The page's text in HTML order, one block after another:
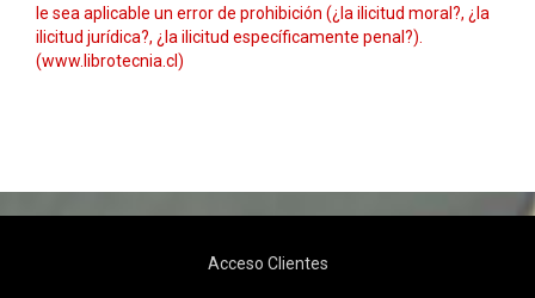
le sea aplicable un error de prohibición (¿la ilicitud moral?, ¿la
ilicitud jurídica?, ¿la ilicitud específicamente penal?).
(www.librotecnia.cl)
Acceso Clientes